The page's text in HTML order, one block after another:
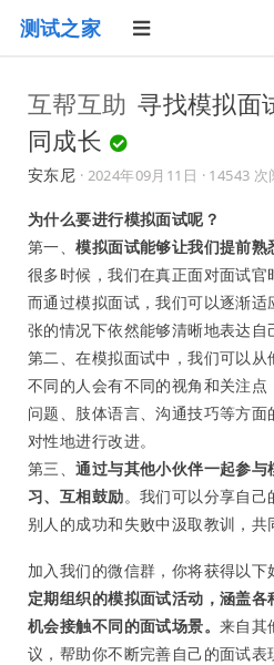
测试之家
互帮互助 寻找模拟面
同成长
安东尼 · 2024年09月11日 · 14543 次
为什么要进行模拟面试呢？
第一、模拟面试能够让我们提前
很多时候，我们在真正面对面试官
而通过模拟面试，我们可以逐渐
张的情况下依然能够清晰地表达自
第二、在模拟面试中，我们可以从
不同的人会有不同的视角和关注
问题、肢体语言、沟通技巧等方
对性地进行改进。
第三、通过与其他小伙伴一起参
习、互相鼓励。我们可以分享自
别人的成功和失败中汲取教训，共
加入我们的微信群，你将获得以下
定期组织的模拟面试活动，涵盖
机会接触不同的面试场景。来自其
议，帮助你不断完善自己的面试表